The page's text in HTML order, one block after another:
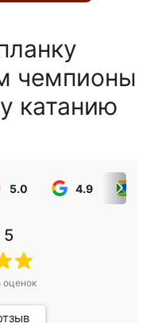
чемпионы
катанию
5.0 4.9
5
оценок